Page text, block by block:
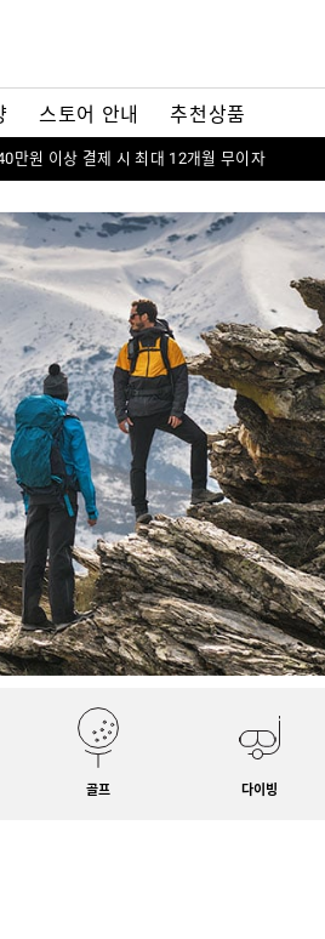
스토어 안내 추천상품
만원 이상 결제 시 최대 12개월 무이자
골프 다이빙